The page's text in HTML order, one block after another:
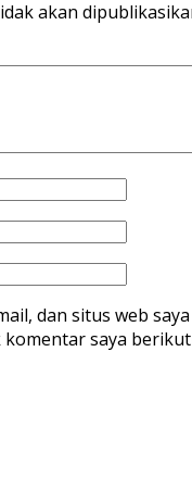
akan
dan situs web
saya